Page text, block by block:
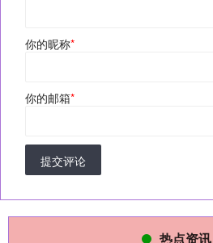
你的昵称*
你的邮箱*
提交评论
热点资讯